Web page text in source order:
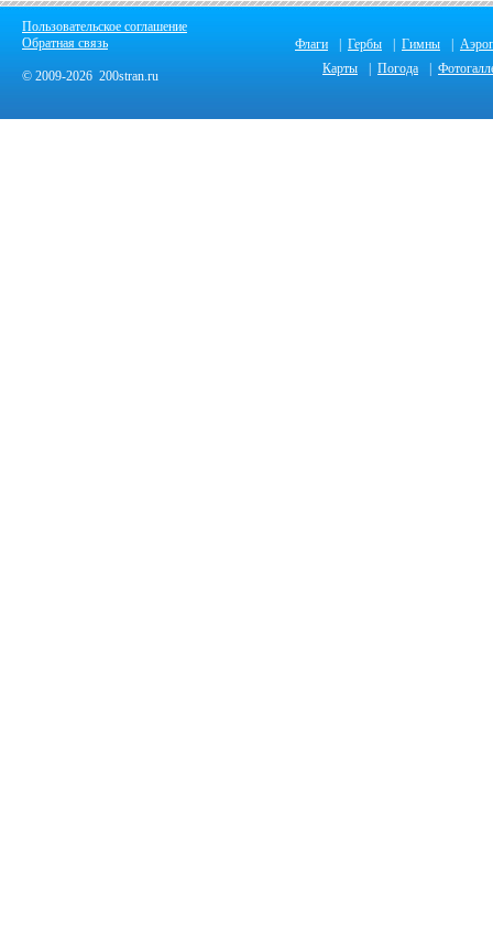
Пользовательское соглашение
Обратная связь
© 2009-2026 200stran.ru
Флаги Гербы Гимны
Карты
Погода